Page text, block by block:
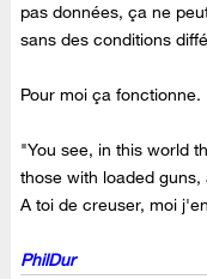
pas données, ça ne
sans des conditions
Pour moi ça fonctionne.
"You see, in this world
those with loaded
A toi de creuser, moi
PhilDur